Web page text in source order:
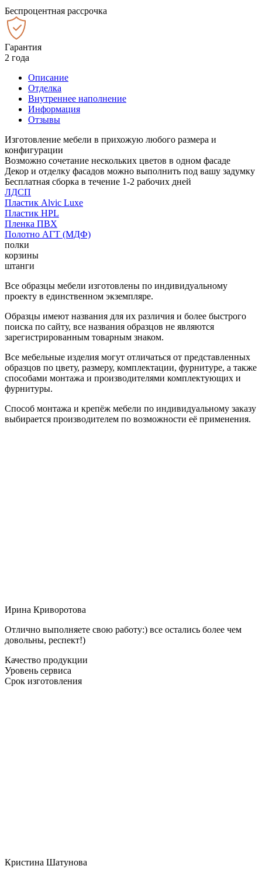
Беспроцентная рассрочка
Гарантия
2 года
Описание
Отделка
Внутреннее наполнение
Информация
Отзывы
Изготовление мебели в прихожую любого размера и
конфигурации
Возможно сочетание нескольких цветов в одном фасаде
Декор и отделку фасадов можно выполнить под вашу задумку
Бесплатная сборка в течение 1-2 рабочих дней
ЛДСП
Пластик Alvic Luxe
Пластик HPL
Пленка ПВХ
Полотно АГТ (МДФ)
полки
корзины
штанги
Все образцы мебели изготовлены по индивидуальному
проекту в единственном экземпляре.
Образцы имеют названия для их различия и более быстрого
поиска по сайту, все названия образцов не являются
зарегистрированным товарным знаком.
Все мебельные изделия могут отличаться от представленных
образцов по цвету, размеру, комплектации, фурнитуре, а также
способами монтажа и производителями комплектующих и
фурнитуры.
Способ монтажа и крепёж мебели по индивидуальному заказу
выбирается производителем по возможности её применения.
Ирина Криворотова
Отлично выполняете свою работу:) все остались более чем
довольны, респект!)
Качество продукции
Уровень сервиса
Срок изготовления
Кристина Шатунова